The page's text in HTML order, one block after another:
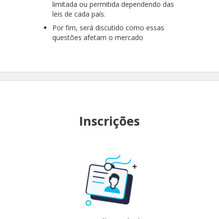
limitada ou permitida dependendo das
leis de cada país.
Por fim, será discutido como essas
questões afetam o mercado
Inscrições